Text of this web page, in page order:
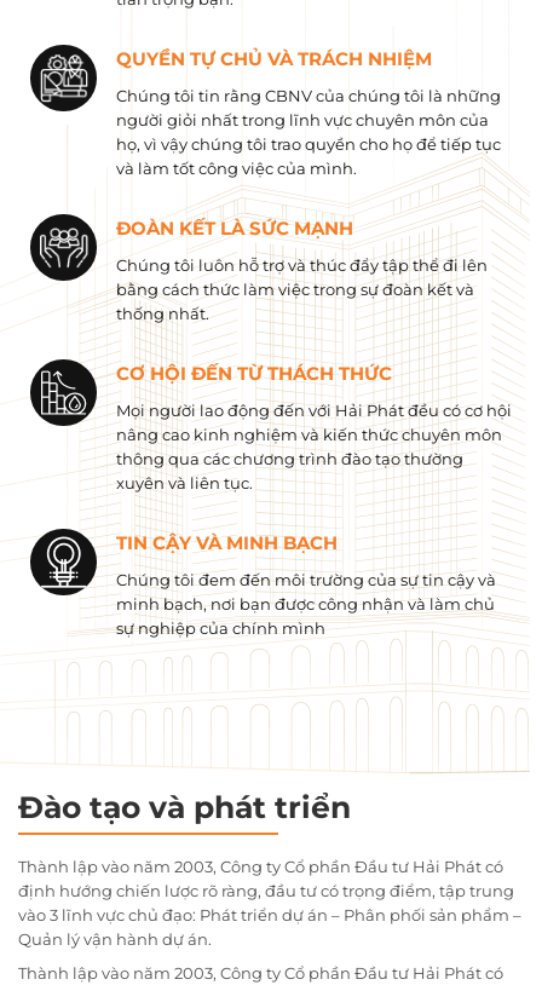
QUYỀN TỰ CHỦ VÀ TRÁCH NHIỆM
Chúng tôi tin rằng CBNV của chúng tôi là những
người giỏi nhất trong lĩnh vực chuyên môn của
họ, vì vậy chúng tôi trao quyền cho họ để tiếp tục
và làm tốt công việc của mình.
ĐOÀN KẾT LÀ SỨC MẠNH
Chúng tôi luôn hỗ trợ và thúc đẩy tập thể đi lên
bằng cách thức làm việc trong sự đoàn kết và
thống nhất.
CƠ HỘI ĐẾN TỪ THÁCH THỨC
Mọi người lao động đến với Hải Phát đều có cơ hội
nâng cao kinh nghiệm và kiến ​​thức chuyên môn
thông qua các chương trình đào tạo thường
xuyên và liên tục.
TIN CẬY VÀ MINH BẠCH
Chúng tôi đem đến môi trường của sự tin cậy và
minh bạch, nơi bạn được công nhận và làm chủ
sự nghiệp của chính mình
Đào tạo và phát triển
Thành lập vào năm 2003, Công ty Cổ phần Đầu tư Hải Phát có
định hướng chiến lược rõ ràng, đầu tư có trọng điểm, tập trung
vào 3 lĩnh vực chủ đạo: Phát triển dự án – Phân phối sản phẩm –
Quản lý vận hành dự án.
Thành lập vào năm 2003, Công ty Cổ phần Đầu tư Hải Phát có